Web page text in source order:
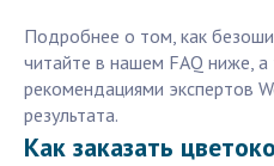
Подробнее о том, как
читайте в нашем FAQ ниже, а
рекомендациями экспертов
результата.
Как заказать